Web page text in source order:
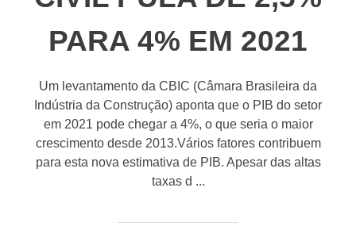
PARA 4% EM 2021
Um levantamento da CBIC (Câmara Brasileira da
Indústria da Construção) aponta que o PIB do setor
em 2021 pode chegar a 4%, o que seria o maior
crescimento desde 2013.Vários fatores contribuem
para esta nova estimativa de PIB. Apesar das altas
taxas d ...